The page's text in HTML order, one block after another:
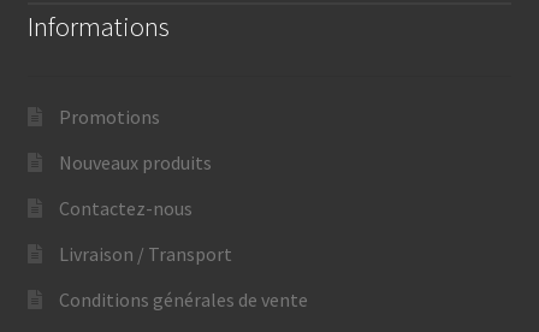
Informations
Promotions
Nouveaux produits
Contactez-nous
Livraison / Transport
Conditions générales de vente